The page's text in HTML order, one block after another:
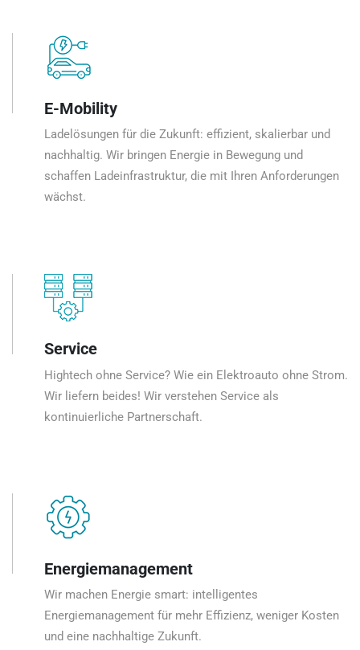
E-Mobility
Ladelösungen für die Zukunft: effizient, skalierbar und
nachhaltig. Wir bringen Energie in Bewegung und
schaffen Ladeinfrastruktur, die mit Ihren Anforderungen
wächst.
Service
Hightech ohne Service? Wie ein Elektroauto ohne Strom.
Wir liefern beides! Wir verstehen Service als
kontinuierliche Partnerschaft.
Energiemanagement
Wir machen Energie smart: intelligentes
Energiemanagement für mehr Effizienz, weniger Kosten
und eine nachhaltige Zukunft.